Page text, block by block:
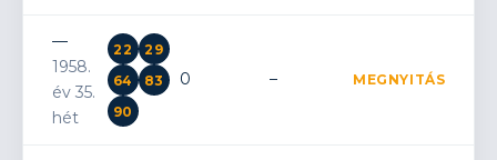
—
1958.
év 35.
hét
22
29
64
83
90
0 – MEGNYITÁS